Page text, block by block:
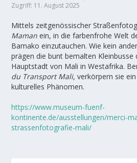
Zugriff: 11. August 2025
Mittels zeitgenössischer
Maman ein, in die farbenfrohe Welt
Bamako einzutauchen. Wie kein
prägen die bunt bemalten Kleinbusse
Hauptstadt von Mali in Westafrika.
du Transport Mali, verkörpern sie
kulturelles Phänomen.
https://www.museum-fuenf-
kontinente.de/ausstellungen/merci-
strassenfotografie-mali/